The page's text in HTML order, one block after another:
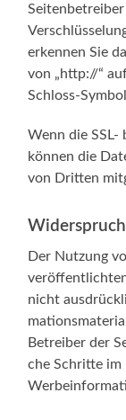
Sei­ten­be­trei­ber
erken­nen Sie
von „http://“
Schloss-
Wenn die SSL-
kön­nen die
von Drit­ten
Der Nut­zung
nicht
Betrei­ber der
che Schrit­te im